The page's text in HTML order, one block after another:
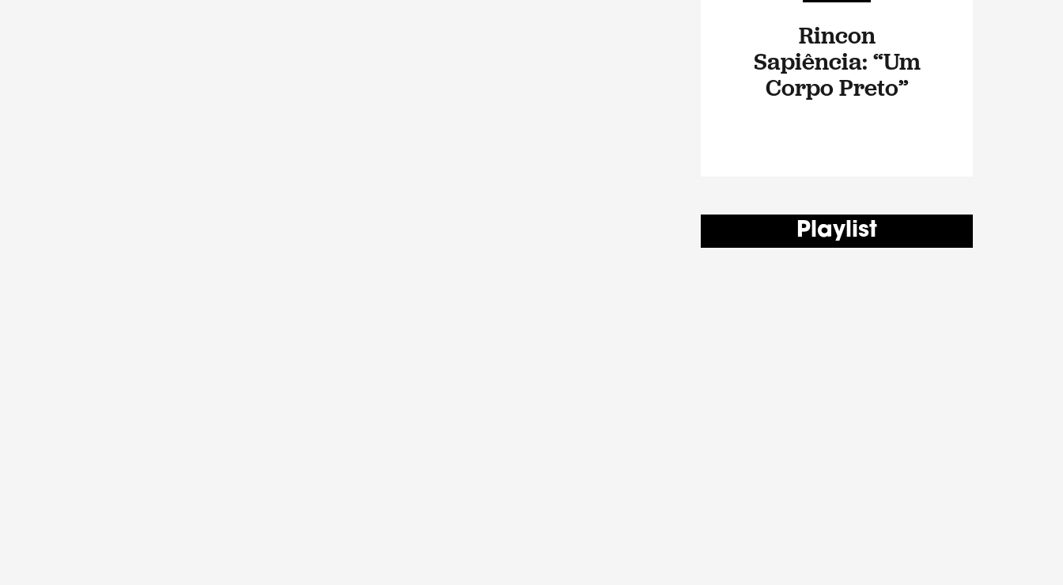
Rincon
Sapiência: “Um
Corpo Preto”
Playlist